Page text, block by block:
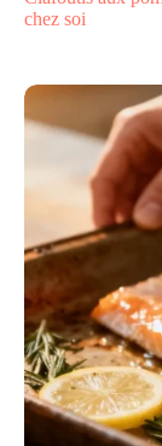
chez soi